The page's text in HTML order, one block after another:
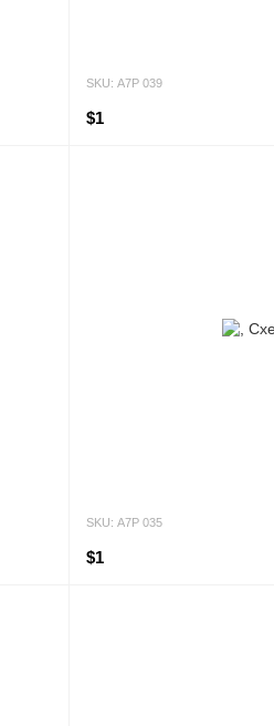
SKU: А7Р 039
$1
SKU: А7Р 035
$1